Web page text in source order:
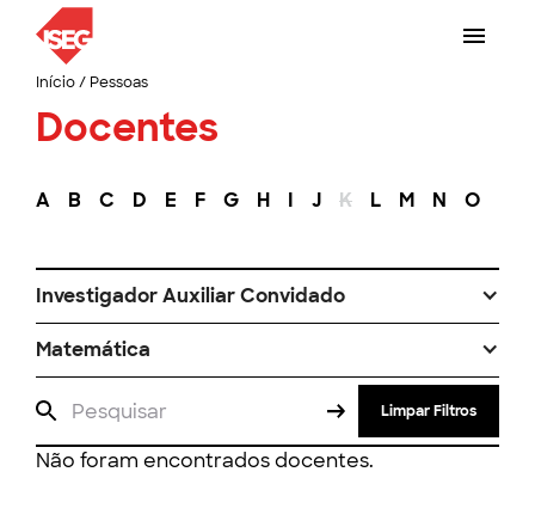
Início/ Pessoas
Docentes
A B C D E F G H I J K L M N O
Investigador Auxiliar Convidado
Matemática
Limpar Filtros
Não foram encontrados docentes.